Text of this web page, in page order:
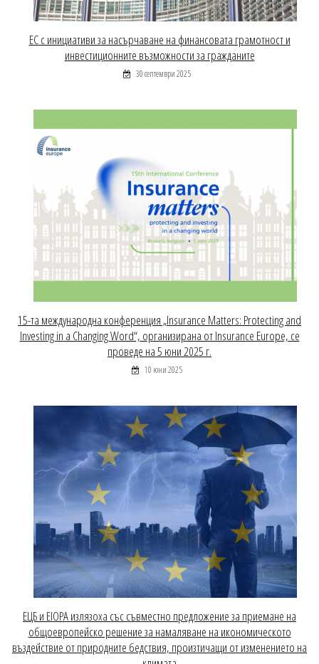
ЕС с инициативи за насърчаване на финансовата грамотност и
инвестиционните възможности за гражданите
30 септември 2025
15-та международна конференция „Insurance Matters: Protecting and
Investing in a Changing Word“, организирана от Insurance Europe, се
проведе на 5 юни 2025 г.
10 юни 2025
EЦБ и EIOPA излязоха със съвместно предложение за приемане на
общоевропейско решение за намаляване на икономическото
въздействие от природните бедствия, произтичащи от изменението на